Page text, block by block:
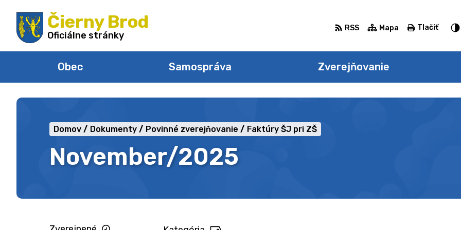
na
obsah
Čierny Brod
Oficiálne stránky
Obec Samospráva Zverejňovanie
RSS Mapa Tlačiť
November/2025
Domov Dokumenty Povinné zverejňovanie Faktúry ŠJ pri ZŠ